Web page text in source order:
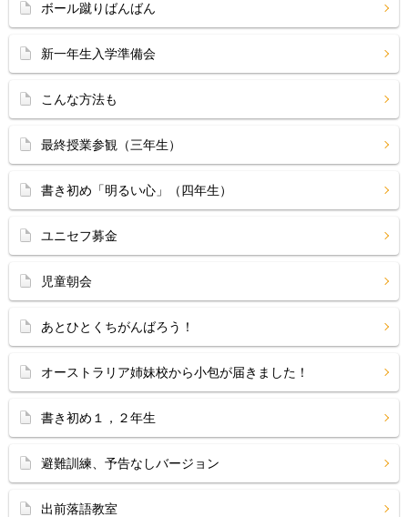
ボール蹴りばんばん
新一年生入学準備会
こんな方法も
最終授業参観（三年生）
書き初め「明るい心」（四年生）
ユニセフ募金
児童朝会
あとひとくちがんばろう！
オーストラリア姉妹校から小包が届きました！
書き初め１，２年生
避難訓練、予告なしバージョン
出前落語教室